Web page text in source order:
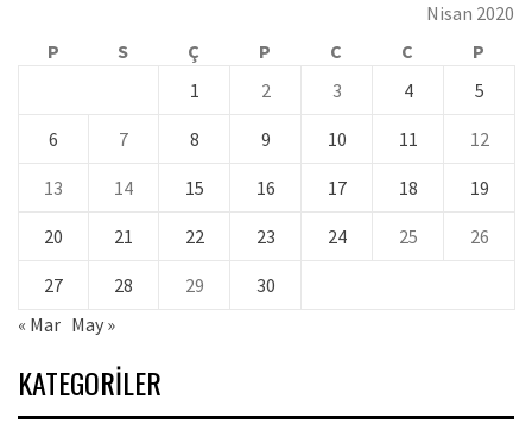
Nisan 2020
P
S Ç P C C
P
1
2 3 4 5
6 7 8 9 10 11 12
13 14 15 16 17 18 19
20 21 22 23 24 25 26
27 28 29
30
« Mar May »
KATEGORILER